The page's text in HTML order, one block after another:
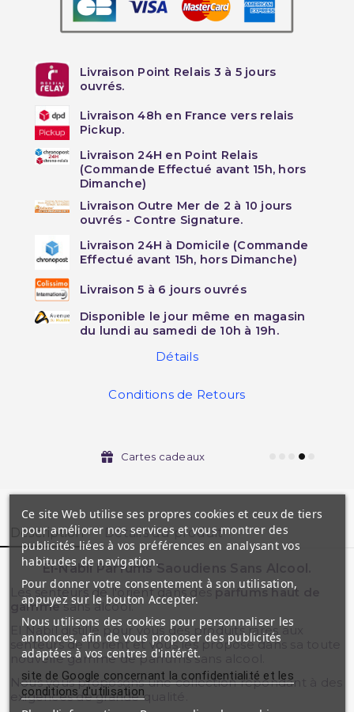
Livraison Point Relais 3 à 5 jours
ouvrés.
Livraison 48h en France vers relais
Pickup.
Livraison 24H en Point Relais
(Commande Effectué avant 15h, hors
Dimanche)
Livraison Outre Mer de 2 à 10 jours
ouvrés - Contre Signature.
Livraison 24H à Domicile (Commande
Effectué avant 15h, hors Dimanche)
Livraison 5 à 6 jours ouvrés
Disponible le jour même en magasin
du lundi au samedi de 10h à 19h.
Détails
Conditions de Retours
Cartes cadeaux
Description Détails du produit
El-Nabil Parfums Saoudiens Sans Alcool.
Les senteurs de l'orient dans des parfums haut de
gammesans alcool.
El Nabil distille pour vous des produits rares aux
senteurs de l'orient et vous les propose dans sa toute
nouvelle gamme de parfums sans alcool.
Nous vous proposons une collection répondant à des
exigences de grande qualité.
Ce site Web utilise ses propres cookies et ceux de tiers
pour améliorer nos services et vous montrer des
publicités liées à vos préférences en analysant vos
habitudes de navigation.
Pour donner votre consentement à son utilisation,
appuyez sur le bouton Accepter.
Nous utilisons des cookies pour personnaliser les
annonces, afin de vous proposer des publicités
adaptées à vos centres d'intérêt.
site de Google concernant la confidentialité et les
conditions d'utilisation